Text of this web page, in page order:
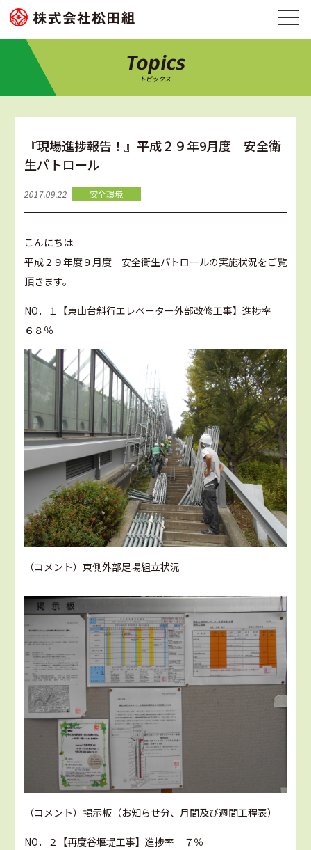
Topics
トピックス
『現場進捗報告！』平成２９年9月度 安全衛
生パトロール
2017.09.22 安全環境
こんにちは
平成２９年度９月度 安全衛生パトロールの実施状況をご覧
頂きます。
NO．１【東山台斜行エレベーター外部改修工事】進捗率
６８％
（コメント）東側外部足場組立状況
（コメント）掲示板（お知らせ分、月間及び週間工程表）
NO．２【再度谷堰堤工事】進捗率 ７％